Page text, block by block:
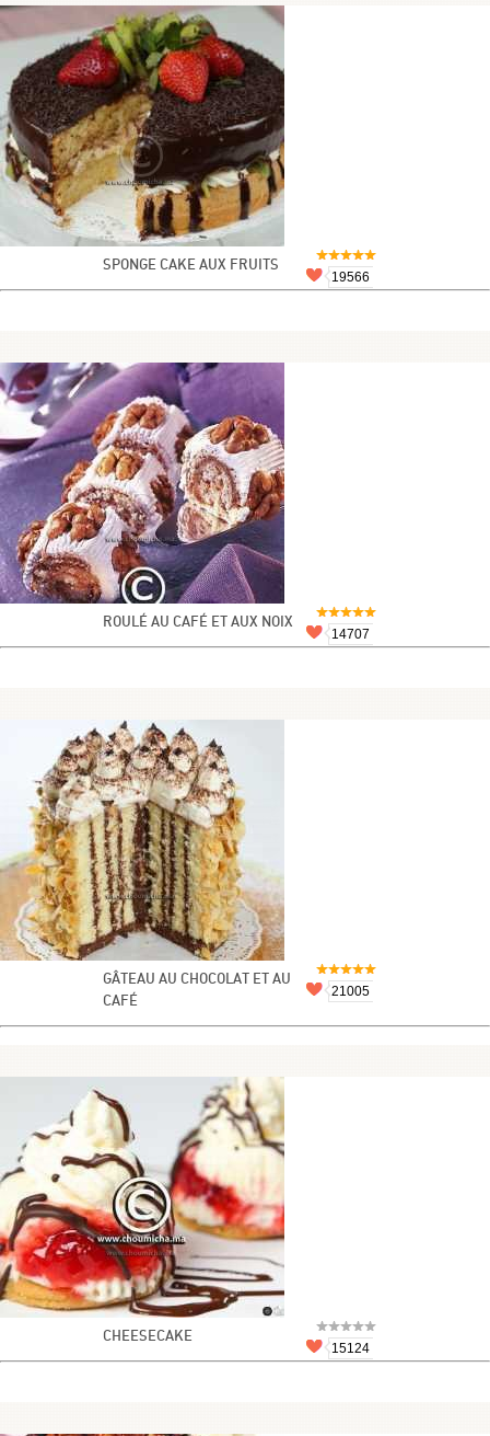
SPONGE CAKE AUX FRUITS
19566
ROULÉ AU CAFÉ ET AUX NOIX
14707
GÂTEAU AU CHOCOLAT ET AU
CAFÉ
21005
CHEESECAKE
15124